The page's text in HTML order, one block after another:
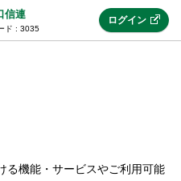
信連
ド : 3035
バンク)
ログイン
る機能・サービスやご利用可能